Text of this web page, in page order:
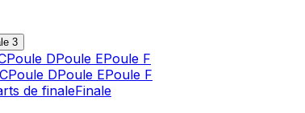
3
Poule DPoule EPoule F
Poule DPoule EPoule F
de finaleFinale